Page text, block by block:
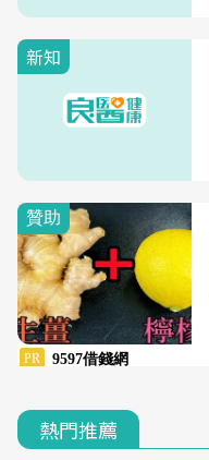
新知
熱門推薦